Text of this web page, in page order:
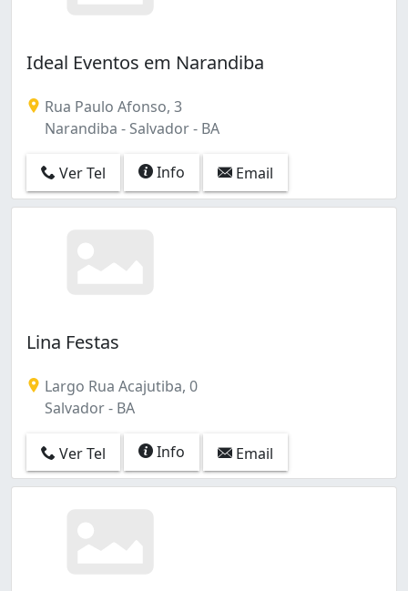
Ideal Eventos em Narandiba
Rua Paulo Afonso, 3
Narandiba - Salvador - BA
Ver Tel Info Email
Lina Festas
Largo Rua Acajutiba, 0
Salvador - BA
Ver Tel Info Email